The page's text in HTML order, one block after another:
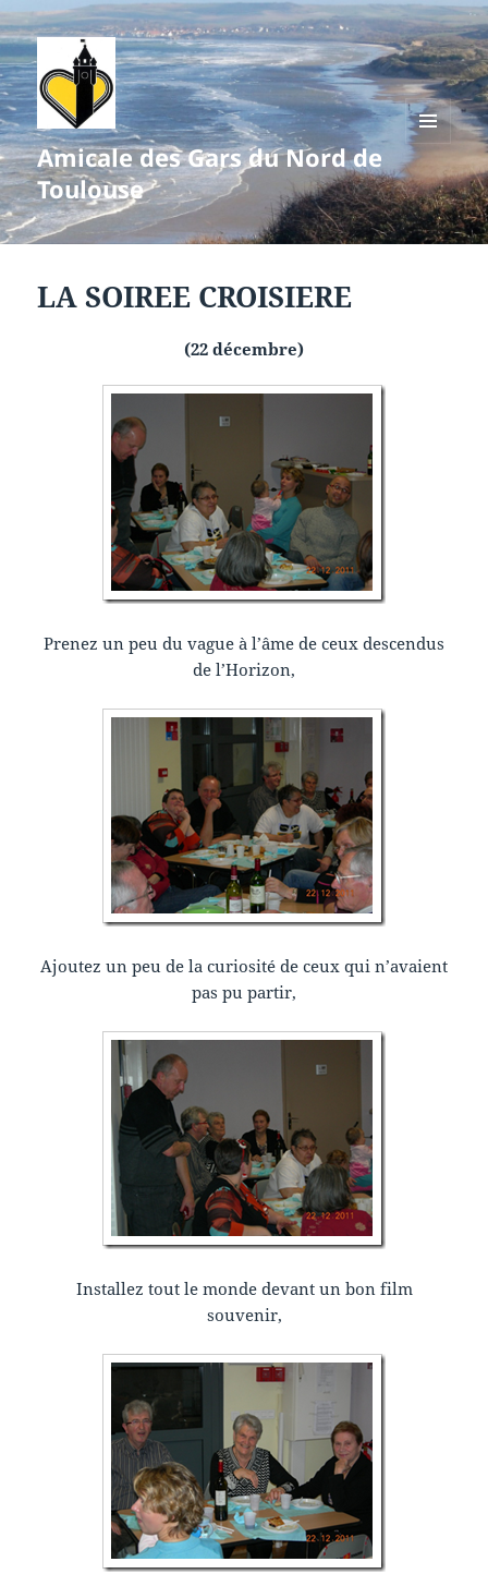
Amicale des Gars du Nord de
Toulouse
MENU
WIDGETS
LA SOIREE CROISIERE
(22 décembre)
Prenez un peu du vague à l’âme de ceux descendus
de l’Horizon,
Ajoutez un peu de la curiosité de ceux qui n’avaient
pas pu partir,
Installez tout le monde devant un bon film
souvenir,